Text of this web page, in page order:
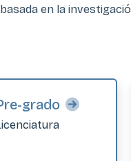
en la
grado